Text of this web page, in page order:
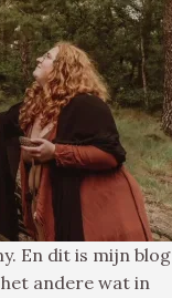
En dit is mijn blog
andere wat in